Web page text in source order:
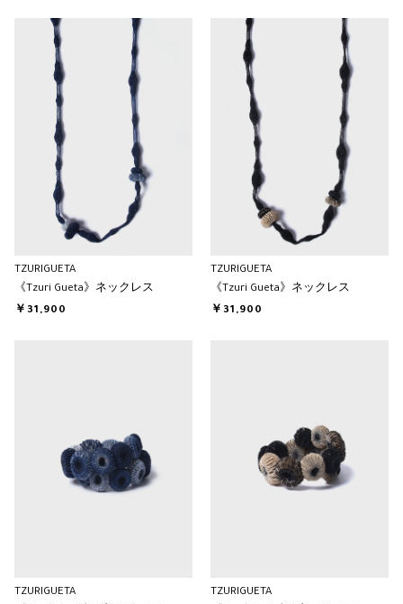
TZURIGUETA
《Tzuri Gueta》ネックレス
￥31,900
TZURIGUETA
《Tzuri Gueta》ネックレス
￥31,900
TZURIGUETA
TZURIGUETA